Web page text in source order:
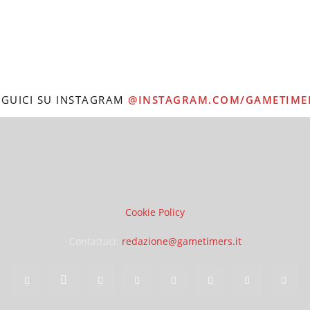
SU INSTAGRAM @INSTAGRAM.COM/
Cookie Policy
redazione@gametimers.it